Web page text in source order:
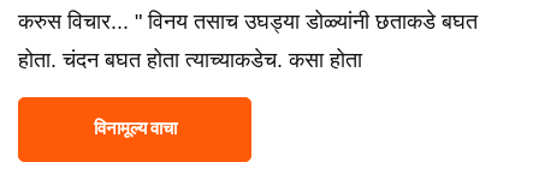
करुस विचार... " विनय तसाच उघड्या डोळ्यांनी छताकडे बघत
होता. चंदन बघत होता त्याच्याकडेच. कसा होता
विनामूल्य वाचा